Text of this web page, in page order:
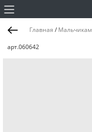
Главная / Мальчикам
арт.060642